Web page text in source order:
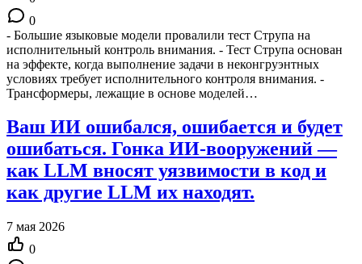
0
- Большие языковые модели провалили тест Струпа на
исполнительный контроль внимания. - Тест Струпа основан
на эффекте, когда выполнение задачи в неконгруэнтных
условиях требует исполнительного контроля внимания. -
Трансформеры, лежащие в основе моделей…
Ваш ИИ ошибался, ошибается и будет
ошибаться. Гонка ИИ-вооружений —
как LLM вносят уязвимости в код и
как другие LLM их находят.
7 мая 2026
0